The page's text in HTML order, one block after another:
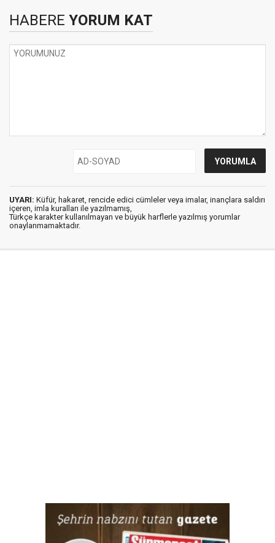
HABERE YORUM KAT
UYARI: Küfür, hakaret, rencide edici cümleler veya imalar, inançlara saldırı
içeren, imla kuralları ile yazılmamış,
Türkçe karakter kullanılmayan ve büyük harflerle yazılmış yorumlar
onaylanmamaktadır.